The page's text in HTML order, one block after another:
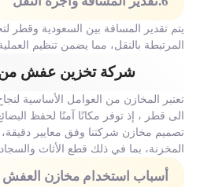
يتم تقدير المسافة بين السعودية وقطر
المرتبطة بالنقل، مما يضمن تنظيم
شركة تخزين عفش
تعتبر المخازن من العوامل الأساسية
الى قطر ، إذ توفر مكانًا آمنًا لحفظ
تصميم مخازن شركتنا وفق معايير
المخزنة، بما في ذلك قطع الأثاث والسجاد
أسباب استخدام مخازن العفش